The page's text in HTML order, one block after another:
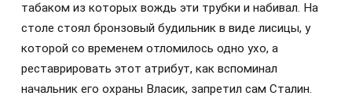
табаком из которых вождь эти трубки и набивал. На
столе стоял бронзовый будильник в виде лисицы, у
которой со временем отломилось одно ухо, а
реставрировать этот атрибут, как вспоминал
начальник его охраны Власик, запретил сам Сталин.